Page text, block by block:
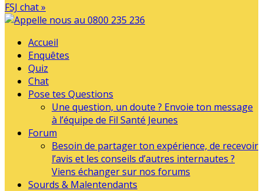
FSJ chat »
Accueil
Enquêtes
Quiz
Chat
Pose tes Questions
Une question, un doute ? Envoie ton message
à l’équipe de Fil Santé Jeunes
Forum
Besoin de partager ton expérience, de recevoir
l’avis et les conseils d’autres internautes ?
Viens échanger sur nos forums
Sourds & Malentendants